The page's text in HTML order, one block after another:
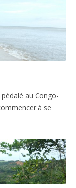
pédalé au Congo-
à se